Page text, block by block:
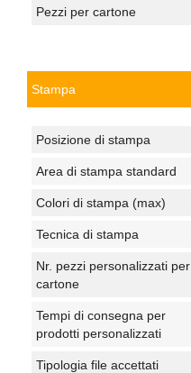
Pezzi per cartone
Stampa
Posizione di stampa
Area di stampa standard
Colori di stampa (max)
Tecnica di stampa
Nr. pezzi personalizzati per
cartone
Tempi di consegna per
prodotti personalizzati
Tipologia file accettati